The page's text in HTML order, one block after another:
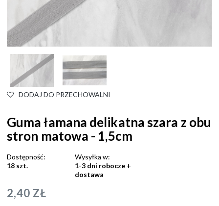
DODAJ DO PRZECHOWALNI
Guma łamana delikatna szara z obu
stron matowa - 1,5cm
Dostępność:
18 szt.
Wysyłka w:
1-3 dni robocze +
dostawa
2,40 ZŁ